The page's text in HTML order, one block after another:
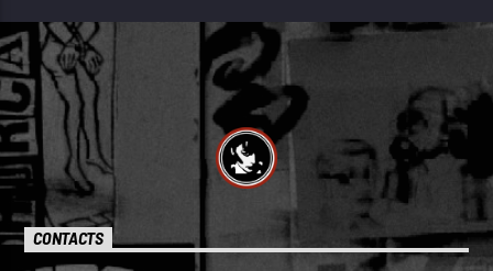
CONTACTS